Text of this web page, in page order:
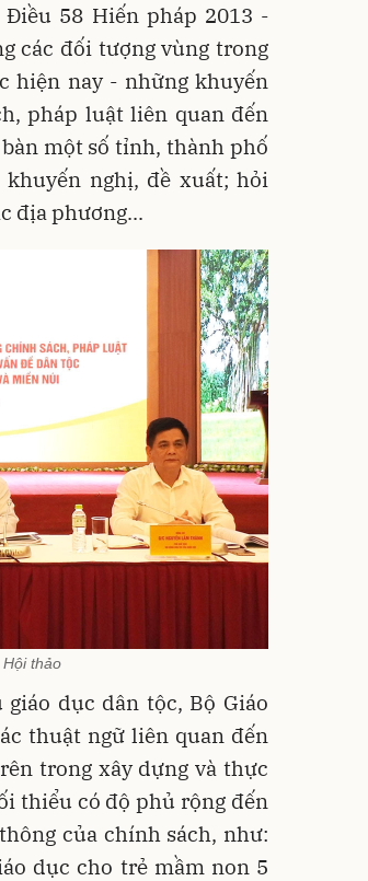
58 Hiến pháp 2013 -
các đối tượng vùng trong
hiện nay - những khuyến
pháp luật liên quan đến
một số tỉnh, thành phố
nghị, đề xuất; hỏi
địa phương...
thảo
dục dân tộc, Bộ Giáo
thuật ngữ liên quan đến
trong xây dựng và thực
thiểu có độ phủ rộng đến
của chính sách, như:
dục cho trẻ mầm non 5